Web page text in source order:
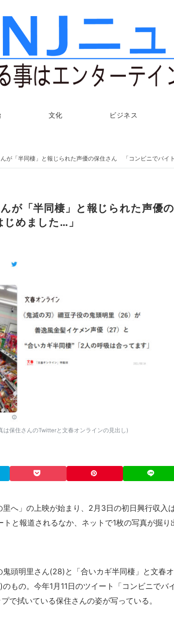
文化 ビジネス
んが「半同棲」と報じられた声優の保住さん 「コンビニでバイ
が「半同棲」と報じられた声優の
めました…」
は保住さんのTwitterと文春オンラインの見出し)
へ」の上映が始まり、2月3日の初日興行収入
と報道されるなか、ネットで1枚の写真が掘り
頭明里さん(28)と「合いカギ半同棲」と文春オ
もの。今年1月11日のツイート「コンビニでバ
で拭いている保住さんの姿が写っている。